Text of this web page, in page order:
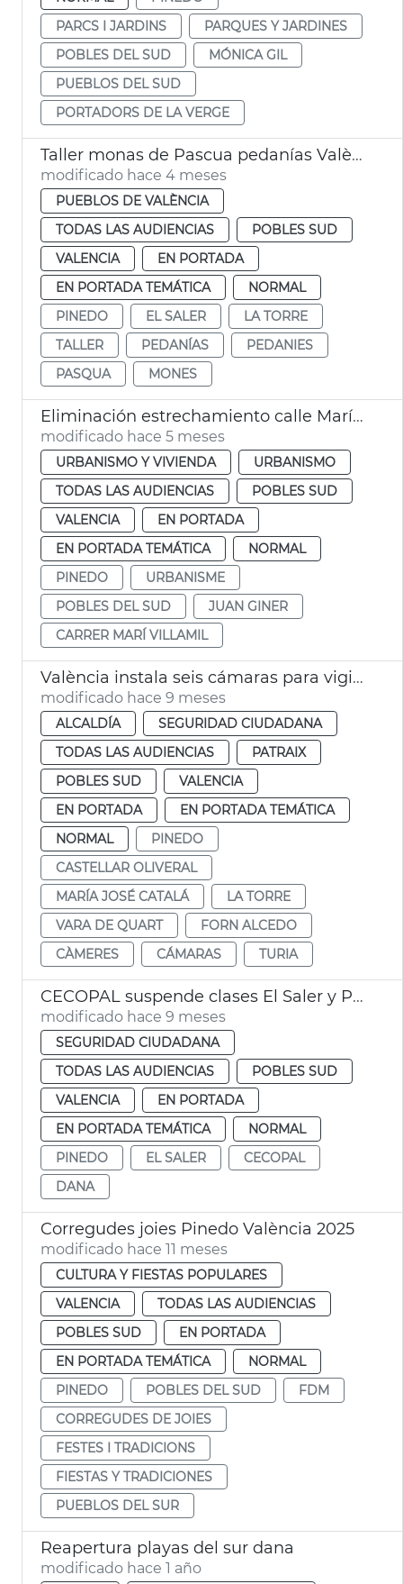
PARCS I JARDINS
PARQUES Y JARDINES
POBLES DEL SUD
MÓNICA GIL
PUEBLOS DEL SUD
PORTADORS DE LA VERGE
Taller monas de Pascua pedanías València
modificado hace 4 meses
PUEBLOS DE VALÈNCIA
TODAS LAS AUDIENCIAS
POBLES SUD
VALENCIA
EN PORTADA
EN PORTADA TEMÁTICA
NORMAL
PINEDO
EL SALER
LA TORRE
TALLER
PEDANÍAS
PEDANIES
PASQUA
MONES
Eliminación estrechamiento calle Marí Villamil Pinedo
modificado hace 5 meses
URBANISMO Y VIVIENDA
URBANISMO
TODAS LAS AUDIENCIAS
POBLES SUD
VALENCIA
EN PORTADA
EN PORTADA TEMÁTICA
NORMAL
PINEDO
URBANISME
POBLES DEL SUD
JUAN GINER
CARRER MARÍ VILLAMIL
València instala seis cámaras para vigilar el caudal del Turia
modificado hace 9 meses
ALCALDÍA
SEGURIDAD CIUDADANA
TODAS LAS AUDIENCIAS
PATRAIX
POBLES SUD
VALENCIA
EN PORTADA
EN PORTADA TEMÁTICA
NORMAL
PINEDO
CASTELLAR OLIVERAL
MARÍA JOSÉ CATALÁ
LA TORRE
VARA DE QUART
FORN ALCEDO
CÀMERES
CÁMARAS TURIA
CECOPAL suspende clases El Saler y Pinedo València
modificado hace 9 meses
SEGURIDAD CIUDADANA
TODAS LAS AUDIENCIAS
POBLES SUD
VALENCIA
EN PORTADA
EN PORTADA TEMÁTICA
NORMAL
PINEDO
EL SALER
CECOPAL
DANA
Corregudes joies Pinedo València 2025
modificado hace 11 meses
CULTURA Y FIESTAS POPULARES
VALENCIA
TODAS LAS AUDIENCIAS
POBLES SUD
EN PORTADA
EN PORTADA TEMÁTICA
NORMAL
PINEDO
POBLES DEL SUD
FDM
CORREGUDES DE JOIES
FESTES I TRADICIONS
FIESTAS Y TRADICIONES
PUEBLOS DEL SUR
Reapertura playas del sur dana
modificado hace 1 año